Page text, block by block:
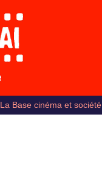
La Base cinéma et société